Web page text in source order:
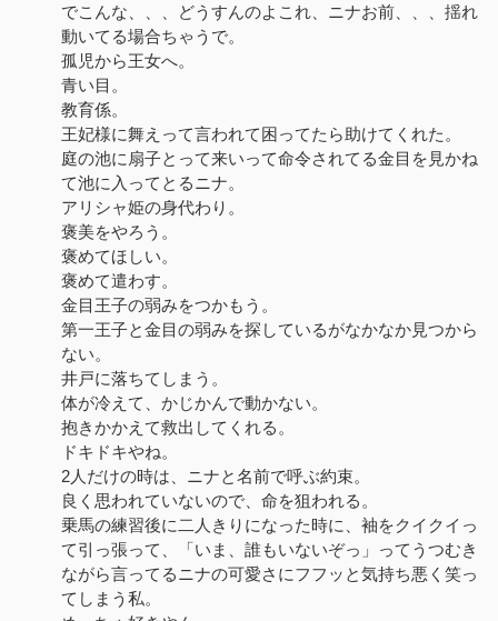
でこんな、、、どうすんのよこれ、ニナお前、、、揺れ
動いてる場合ちゃうで。
孤児から王女へ。
青い目。
教育係。
王妃様に舞えって言われて困ってたら助けてくれた。
庭の池に扇子とって来いって命令されてる金目を見かね
て池に入ってとるニナ。
アリシャ姫の身代わり。
褒美をやろう。
褒めてほしい。
褒めて遣わす。
金目王子の弱みをつかもう。
第一王子と金目の弱みを探しているがなかなか見つから
ない。
井戸に落ちてしまう。
体が冷えて、かじかんで動かない。
抱きかかえて救出してくれる。
ドキドキやね。
2人だけの時は、ニナと名前で呼ぶ約束。
良く思われていないので、命を狙われる。
乗馬の練習後に二人きりになった時に、袖をクイクイっ
て引っ張って、「いま、誰もいないぞっ」ってうつむき
ながら言ってるニナの可愛さにフフッと気持ち悪く笑っ
てしまう私。